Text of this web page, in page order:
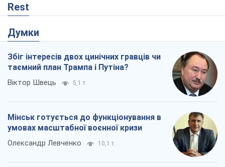
Rest
Думки
Збіг інтересів двох цинічних гравців чи
таємний план Трампа і Путіна?
Віктор Швець 5,1 т.
Мінськ готується до функціонування в
умовах масштабної воєнної кризи
Олександр Левченко 10,1 т.